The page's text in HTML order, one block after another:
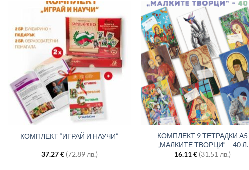
КОМПЛЕКТ “ИГРАЙ И НАУЧИ”
37.27€ (72.89 лв.)
КОМПЛЕКТ 9 ТЕТРАДКИ А5
„МАЛКИТЕ ТВОРЦИ“ – 40 Л.
16.11€ (31.51 лв.)